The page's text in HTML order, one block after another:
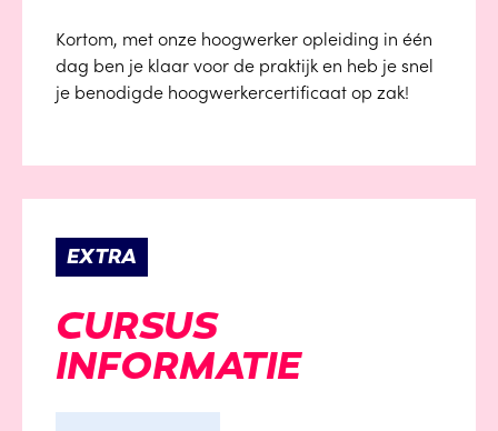
Kortom, met onze hoogwerker opleiding in één
dag ben je klaar voor de praktijk en heb je snel
je benodigde hoogwerkercertificaat op zak!
EXTRA
CURSUS
INFORMATIE